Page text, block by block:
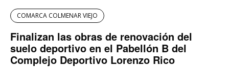
COMARCA COLMENAR VIEJO
Finalizan las obras de renovación del
suelo deportivo en el Pabellón B del
Complejo Deportivo Lorenzo Rico